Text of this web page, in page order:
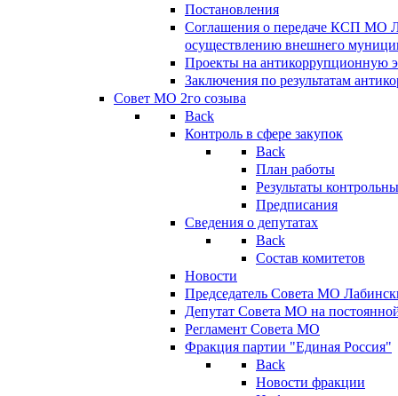
Постановления
Соглашения о передаче КСП МО
осуществлению внешнего
Проекты на антикоррупционную
Заключения по результатам
Совет МО 2го созыва
Back
Контроль в сфере закупок
Back
План работы
Результаты
Предписания
Сведения о депутатах
Back
Состав комитетов
Новости
Председатель Совета МО
Депутат Совета МО на
Регламент Совета МО
Фракция партии "Единая Россия"
Back
Новости фракции